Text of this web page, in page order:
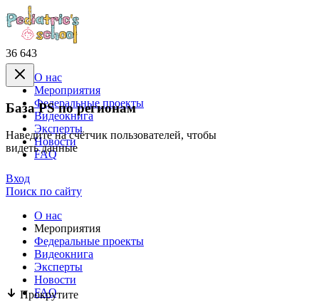
36 643
База PS по регионам
Наведите на счётчик пользователей, чтобы
видеть данные
Прокрутите
О нас
Mероприятия
Федеральные проекты
Видеокнига
Эксперты
Новости
FAQ
Вход
Поиск по сайту
О нас
Mероприятия
Федеральные проекты
Видеокнига
Эксперты
Новости
FAQ